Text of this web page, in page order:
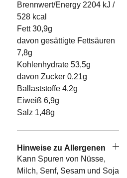
Brennwert/Energy 2204 kJ /
528 kcal
Fett 30,9g
davon gesättigte Fettsäuren
7,8g
Kohlenhydrate 53,5g
davon Zucker 0,21g
Ballaststoffe 4,2g
Eiweiß 6,9g
Salz 1,48g
Hinweise zu Allergenen
Kann Spuren von Nüsse,
Milch, Senf, Sesam und Soja